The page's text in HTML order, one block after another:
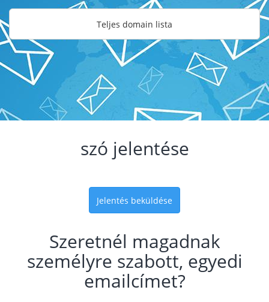
Teljes domain lista
szó jelentése
Jelentés beküldése
Szeretnél magadnak
személyre szabott, egyedi
emailcímet?